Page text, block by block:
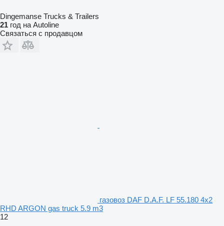
Dingemanse Trucks & Trailers
21 год на Autoline
Связаться с продавцом
газовоз DAF D.A.F. LF 55.180 4x2
RHD ARGON gas truck 5.9 m3
12